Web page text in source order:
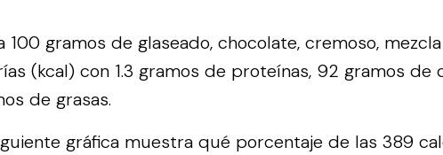
100 gramos de glaseado, chocolate, cremoso,
(kcal) con 1.3 gramos de proteínas, 92 gramos de
de grasas.
gráfica muestra qué porcentaje de las 389